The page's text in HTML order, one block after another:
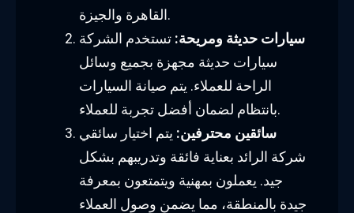
القاهرة والجيزة.
سيارات حديثة ومريحة: تستخدم الشركة
سيارات حديثة مجهزة بجميع وسائل
الراحة للعملاء. يتم صيانة السيارات
بانتظام لضمان أفضل تجربة للعملاء.
سائقين محترفين: يتم اختيار سائقي
شركة الرائد بعناية فائقة وتدريبهم بشكل
جيد. يعملون بمهنية ويتمتعون بمعرفة
جيدة بالمنطقة، مما يضمن وصول العملاء